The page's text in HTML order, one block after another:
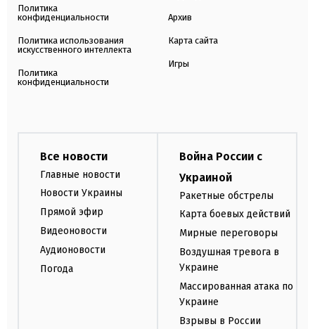
Политика
конфиденциальности
Политика использования
искусственного интеллекта
Политика
конфиденциальности
Архив
Карта сайта
Игры
Все новости
Главные новости
Новости Украины
Прямой эфир
Видеоновости
Аудионовости
Погода
Война России с
Украиной
Ракетные обстрелы
Карта боевых действий
Мирные переговоры
Воздушная тревога в
Украине
Массированная атака по
Украине
Взрывы в России